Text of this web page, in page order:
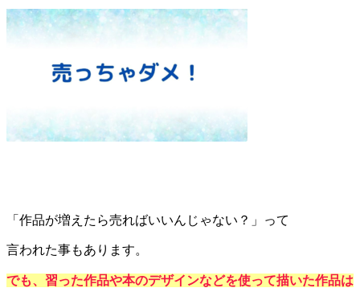
「作品が増えたら売ればいいんじゃない？」って
言われた事もあります。
でも、習った作品や本のデザインなどを使って描いた作品は